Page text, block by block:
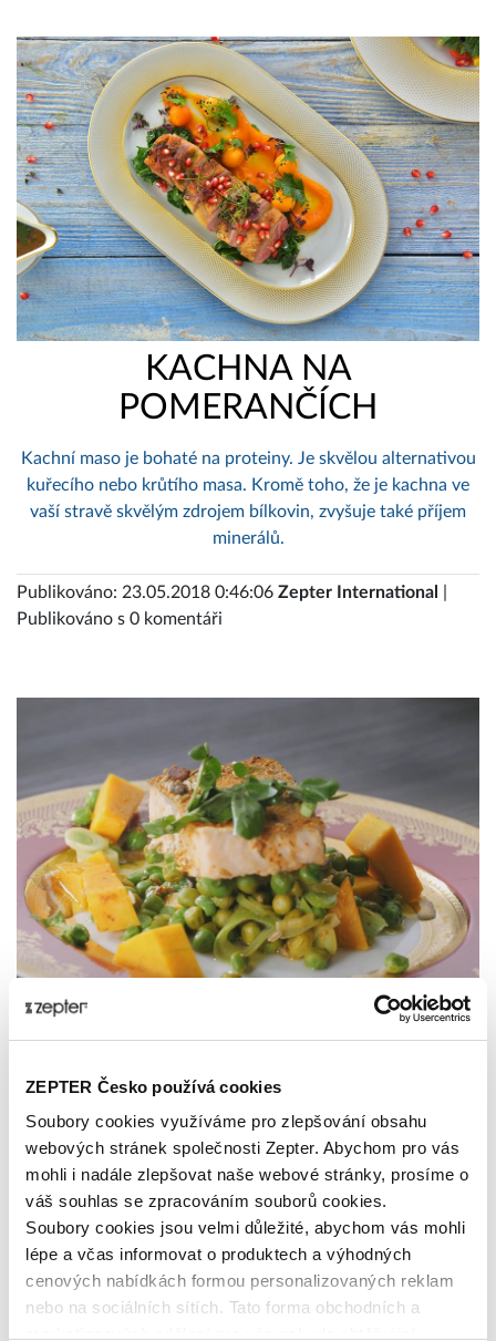
ZEPTER Česko používá cookies
Soubory cookies využíváme pro zlepšování obsahu
webových stránek společnosti Zepter. Abychom pro vás
mohli i nadále zlepšovat naše webové stránky, prosíme o
váš souhlas se zpracováním souborů cookies.
Soubory cookies jsou velmi důležité, abychom vás mohli
lépe a včas informovat o produktech a výhodných
cenových nabídkách formou personalizovaných reklam
nebo na sociálních sítích. Tato forma obchodních a
KACHNA NA
POMERANČÍCH
Kachní maso je bohaté na proteiny. Je skvělou alternativou
kuřecího nebo krůtího masa. Kromě toho, že je kachna ve
vaší stravě skvělým zdrojem bílkovin, zvyšuje také příjem
minerálů.
Publikováno: 23.05.2018 0:46:06 Zepter International
Publikováno s 0 komentáři
LOSOS NA ZELENINĚ S DÝNÍ
Losos je neuvěřitelně zdravé jídlo, které obsahuje mnoho
zdravým způsobem. Dnes se s vámi podělíme o naše
tajemství zdravé přípravy.
Publikováno: 13.05.2018 15:21:38
Publikováno s 0 komentáři